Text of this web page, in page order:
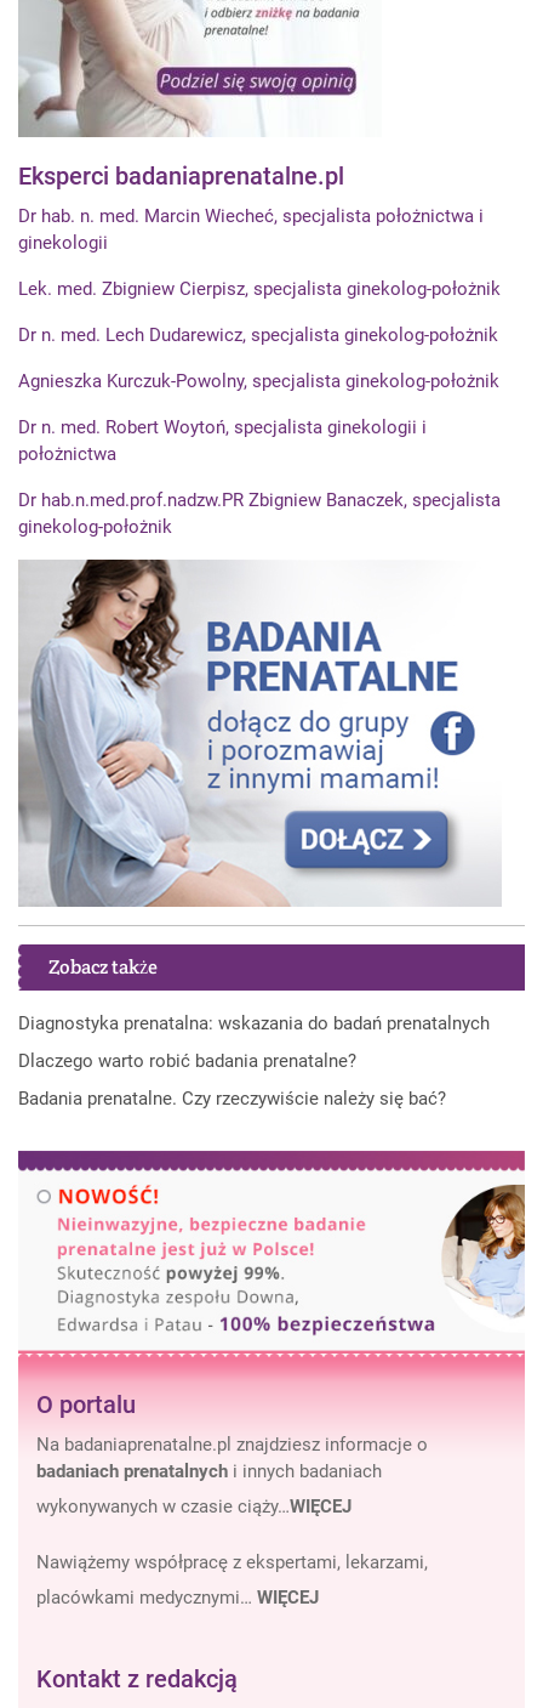
Eksperci badaniaprenatalne.pl
Dr hab. n. med. Marcin Wiecheć, specjalista położnictwa i
ginekologii
Lek. med. Zbigniew Cierpisz, specjalista ginekolog-położnik
Dr n. med. Lech Dudarewicz, specjalista ginekolog-położnik
Agnieszka Kurczuk-Powolny, specjalista ginekolog-położnik
Dr n. med. Robert Woytoń, specjalista ginekologii i
położnictwa
Dr hab.n.med.prof.nadzw.PR Zbigniew Banaczek, specjalista
ginekolog-położnik
Zobacz także
Diagnostyka prenatalna: wskazania do badań prenatalnych
Dlaczego warto robić badania prenatalne?
Badania prenatalne. Czy rzeczywiście należy się bać?
O portalu
Na badaniaprenatalne.pl znajdziesz informacje o
badaniach prenatalnych i innych badaniach
wykonywanych w czasie ciąży…WIĘCEJ
Nawiążemy współpracę z ekspertami, lekarzami,
placówkami medycznymi… WIĘCEJ
Kontakt z redakcją